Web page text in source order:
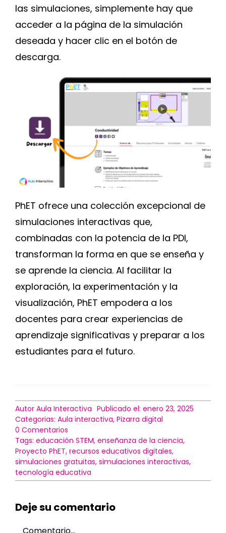
las simulaciones, simplemente hay que
acceder a la página de la simulación
deseada y hacer clic en el botón de
descarga.
PhET ofrece una colección excepcional de
simulaciones interactivas que,
combinadas con la potencia de la PDI,
transforman la forma en que se enseña y
se aprende la ciencia. Al facilitar la
exploración, la experimentación y la
visualización, PhET empodera a los
docentes para crear experiencias de
aprendizaje significativas y preparar a los
estudiantes para el futuro.
Autor Aula Interactiva Publicado el: enero 23, 2025
Categorias: Aula interactiva, Pizarra digital
0 Comentarioson
Recursos
para
el
Aula
–
Tags: educación STEM, enseñanza de la ciencia,
Proyecto PhET, recursos educativos digitales,
simulaciones gratuitas, simulaciones interactivas,
tecnología educativa
Deje su comentario
Comment